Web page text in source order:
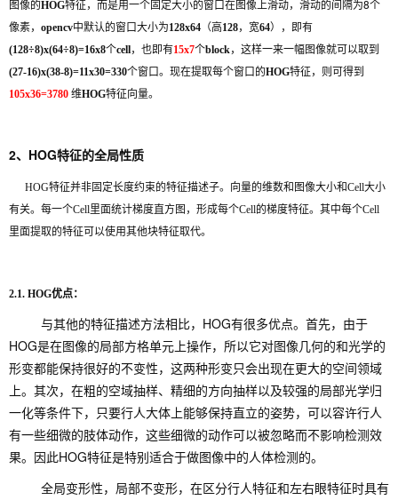
图像的HOG特征，而是用一个固定大小的窗口在图像上滑动，滑动的间隔为8个
像素， opencv中默认的窗口大小为128x64 （高128，宽64），即有
(128÷8)x(64÷8)=16x8个cell，也即有15x7个block，这样一来一幅图像就可以取到
(27-16)x(38-8)=11x30=330个窗口。现在提取每个窗口的HOG特征，则可得到
105x36=3780 维HOG特征向量。
2、HOG特征的全局性质
HOG特征并非固定长度约束的特征描述子。向量的维数和图像大小和Cell大小
有关。每一个Cell里面统计梯度直方图，形成每个Cell的梯度特征。其中每个Cell
里面提取的特征可以使用其他块特征取代。
2.1. HOG优点：
与其他的特征描述方法相比，HOG有很多优点。首先，由于
HOG是在图像的局部方格单元上操作，所以它对图像几何的和光学的
形变都能保持很好的不变性，这两种形变只会出现在更大的空间领域
上。其次，在粗的空域抽样、精细的方向抽样以及较强的局部光学归
一化等条件下，只要行人大体上能够保持直立的姿势，可以容许行人
有一些细微的肢体动作，这些细微的动作可以被忽略而不影响检测效
果。因此HOG特征是特别适合于做图像中的人体检测的。
全局变形性，局部不变形，在区分行人特征和左右眼特征时具有